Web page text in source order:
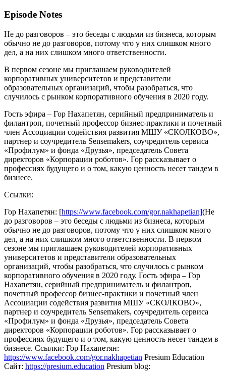
Episode Notes
Не до разговоров – это беседы с людьми из бизнеса, которым
обычно не до разговоров, потому что у них слишком много
дел, а на них слишком много ответственности.
В первом сезоне мы приглашаем руководителей
корпоративных университетов и представители
образовательных организаций, чтобы разобраться, что
случилось с рынком корпоративного обучения в 2020 году.
Гость эфира – Гор Нахапетян, серийный предприниматель и
филантроп, почетный профессор бизнес-практики и почетный
член Ассоциации содействия развития МШУ «СКОЛКОВО»,
партнер и соучредитель Sensemakers, соучредитель сервиса
«Профилум» и фонда «Друзья», председатель Совета
директоров «Корпорации роботов». Гор рассказывает о
профессиях будущего и о том, какую ценность несет тандем в
бизнесе.
Ссылки:
Гор Нахапетян: [https://www.facebook.com/gor.nakhapetian](Не
до разговоров – это беседы с людьми из бизнеса, которым
обычно не до разговоров, потому что у них слишком много
дел, а на них слишком много ответственности. В первом
сезоне мы приглашаем руководителей корпоративных
университетов и представители образовательных
организаций, чтобы разобраться, что случилось с рынком
корпоративного обучения в 2020 году. Гость эфира – Гор
Нахапетян, серийный предприниматель и филантроп,
почетный профессор бизнес-практики и почетный член
Ассоциации содействия развития МШУ «СКОЛКОВО»,
партнер и соучредитель Sensemakers, соучредитель сервиса
«Профилум» и фонда «Друзья», председатель Совета
директоров «Корпорации роботов». Гор рассказывает о
профессиях будущего и о том, какую ценность несет тандем в
бизнесе. Ссылки: Гор Нахапетян:
https://www.facebook.com/gor.nakhapetian Presium Education
Сайт: https://presium.education Presium blog: